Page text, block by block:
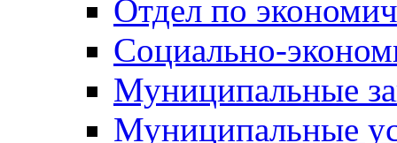
Отдел по
Социально-
Муниципальные
Муниципальные